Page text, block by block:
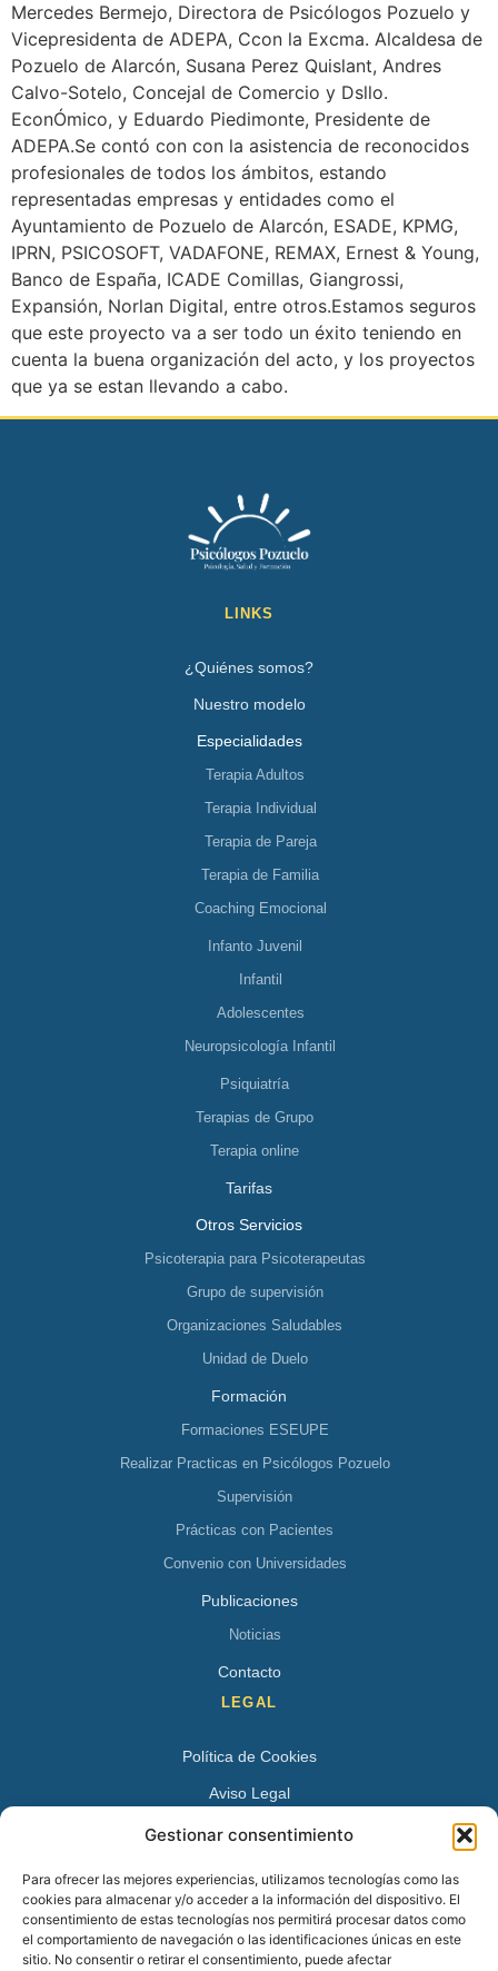
Gestionar consentimiento
Para ofrecer las mejores experiencias, utilizamos tecnologías como las
cookies para almacenar y/o acceder a la información del dispositivo. El
consentimiento de estas tecnologías nos permitirá procesar datos como
el comportamiento de navegación o las identificaciones únicas en este
sitio. No consentir o retirar el consentimiento, puede afectar
Mercedes Bermejo, Directora de Psicólogos Pozuelo y
Vicepresidenta de ADEPA, Ccon la Excma. Alcaldesa de
Pozuelo de Alarcón, Susana Perez Quislant, Andres
Calvo-Sotelo, Concejal de Comercio y Dsllo.
EconÓmico, y Eduardo Piedimonte, Presidente de
ADEPA.Se contó con con la asistencia de reconocidos
profesionales de todos los ámbitos, estando
representadas empresas y entidades como el
Ayuntamiento de Pozuelo de Alarcón, ESADE, KPMG,
IPRN, PSICOSOFT, VADAFONE, REMAX, Ernest & Young,
Banco de España, ICADE Comillas, Giangrossi,
Expansión, Norlan Digital, entre otros.Estamos seguros
que este proyecto va a ser todo un éxito teniendo en
cuenta la buena organización del acto, y los proyectos
que ya se estan llevando a cabo.
LINKS
¿Quiénes somos?
Nuestro modelo
Especialidades
Terapia Adultos
Terapia Individual
Terapia de Pareja
Terapia de Familia
Coaching Emocional
Infanto Juvenil
Infantil
Adolescentes
Neuropsicología Infantil
Psiquiatría
Terapias de Grupo
Terapia online
Tarifas
Otros Servicios
Psicoterapia para Psicoterapeutas
Grupo de supervisión
Organizaciones Saludables
Unidad de Duelo
Formación
Formaciones ESEUPE
Realizar Practicas en Psicólogos Pozuelo
Supervisión
Prácticas con Pacientes
Convenio con Universidades
Publicaciones
Noticias
Contacto
LEGAL
Política de Cookies
Aviso Legal
Política de Privacidad
Avenida Juan XXIII 15 B 28224 – Pozuelo de Alarcón,
Madrid